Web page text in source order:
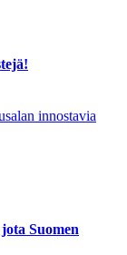
innostavia
Suomen